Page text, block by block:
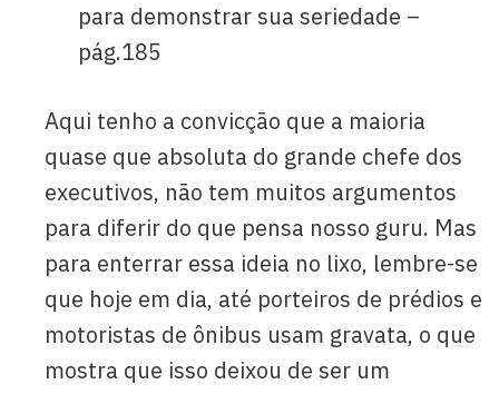
para demonstrar sua seriedade –
pág.185
Aqui tenho a convicção que a maioria
quase que absoluta do grande chefe dos
executivos, não tem muitos argumentos
para diferir do que pensa nosso guru. Mas
para enterrar essa ideia no lixo, lembre-se
que hoje em dia, até porteiros de prédios e
motoristas de ônibus usam gravata, o que
mostra que isso deixou de ser um